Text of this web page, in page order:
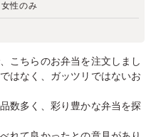
女性のみ
こちらのお弁当を注文しまし
はなく、ガッツリではないお
数多く、彩り豊かな弁当を探